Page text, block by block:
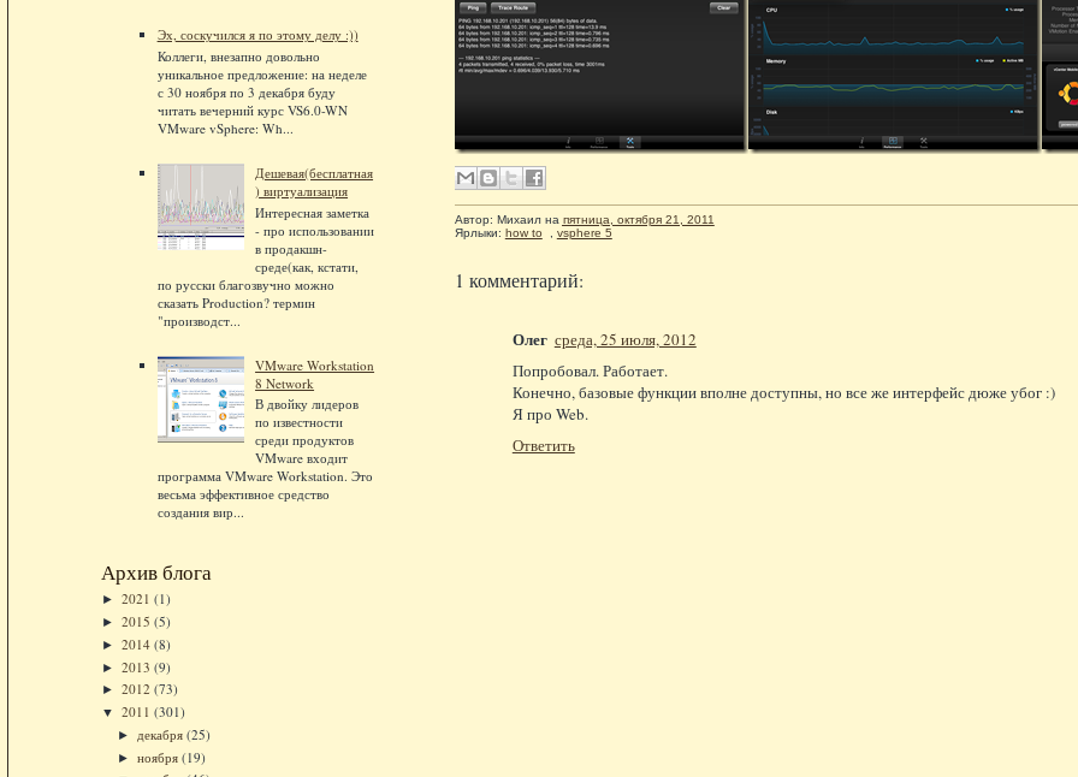
Эх, соскучился я по этому делу :))
Коллеги, внезапно довольно
уникальное предложение: на неделе
с 30 ноября по 3 декабря буду
читать вечерний курс VS6.0-WN
VMware vSphere: Wh...
Дешевая(бесплатная
) виртуализация
Интересная заметка
- про использовании
в продакшн-
среде(как, кстати,
по русски благозвучно можно
сказать Production? термин
"производст...
VMware Workstation
8 Network
В двойку лидеров
по известности
среди продуктов
VMware входит
программа VMware Workstation. Это
весьма эффективное средство
создания вир...
Архив блога
► 2021 (1)
► 2015 (5)
► 2014 (8)
► 2013 (9)
► 2012 (73)
▼ 2011 (301)
► декабря (25)
► ноября (19)
Автор: Михаил на пятница, октября 21, 2011
Ярлыки: how to vsphere 5
1 комментарий:
Олег среда, 25 июля, 2012
Попробовал. Работает.
Конечно, базовые функции вполне доступны, но все же интерфейс дюже убог :)
Я про Web.
Ответить